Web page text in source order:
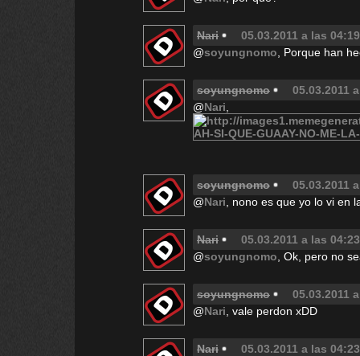
Nari
05.03.2011 a las 04:19
@soyungnomo , Porque han
soyungnomo
05.03.2011
@Nari
soyungnomo
05.03.2011
@Nari , nono es que yo lo vi en
Nari
05.03.2011 a las 04:23
@soyungnomo , Ok, pero no
soyungnomo
05.03.2011
@Nari , vale perdon xDD
Nari
05.03.2011 a las 04:23